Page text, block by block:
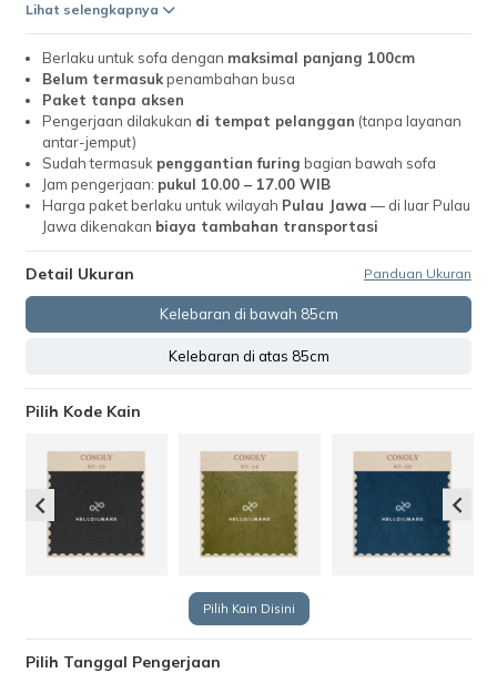
Lihat selengkapnya
Berlaku untuk sofa dengan maksimal panjang 100cm
Belum termasukpenambahan busa
Paket tanpa aksen
Pengerjaan dilakukan di tempat pelanggan (tanpa layanan
antar-jemput)
Sudah termasuk penggantian furing bagian bawah sofa
Jam pengerjaan: pukul 10.00 – 17.00 WIB
Harga paket berlaku untuk wilayah Pulau Jawa — di luar Pulau
Jawa dikenakan biaya tambahan transportasi
Detail Ukuran Panduan Ukuran
Kelebaran di bawah 85cm
Kelebaran di atas 85cm
Pilih Kode Kain
Pilih Kain Disini
Pilih Tanggal Pengerjaan